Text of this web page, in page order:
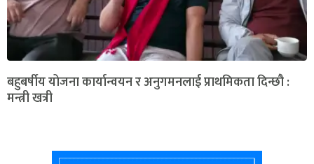
बहुबर्षीय योजना कार्यान्वयन र अनुगमनलाई प्राथमिकता दिन्छौ :
मन्त्री खत्री